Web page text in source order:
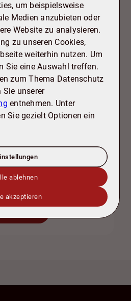
perfekt miteinander
exklusive Wohnatmosphäre
zentral gelegen.
auf Stil, Ruhe und
legen.
/ Social
Media
und Social-Media-
Wenn Cookies von
Zustimmung mehr
um beispielsweise
Medien anzubieten oder
Website zu analysieren.
zu unseren Cookies,
weiterhin nutzen. Um
Sie eine Auswahl treffen.
zum Thema Datenschutz
Sie unserer
entnehmen. Unter
Sie gezielt Optionen ein
ablehnen
akzeptieren